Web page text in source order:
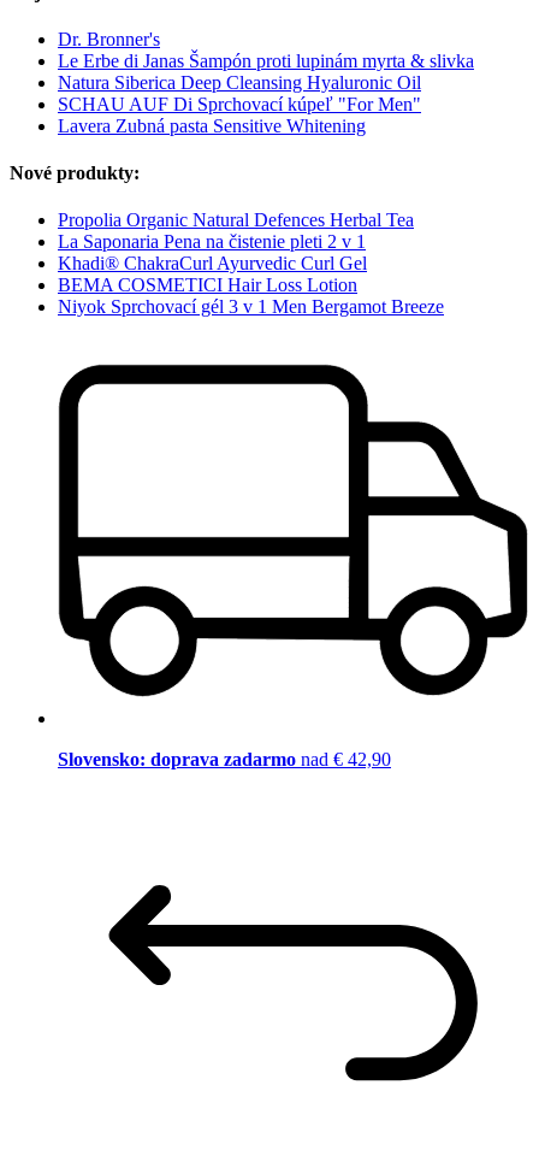
Dr. Bronner's
Le Erbe di Janas Šampón proti lupinám myrta & slivka
Natura Siberica Deep Cleansing Hyaluronic Oil
SCHAU AUF Di Sprchovací kúpeľ "For Men"
Lavera Zubná pasta Sensitive Whitening
Nové produkty:
Propolia Organic Natural Defences Herbal Tea
La Saponaria Pena na čistenie pleti 2 v 1
Khadi® ChakraCurl Ayurvedic Curl Gel
BEMA COSMETICI Hair Loss Lotion
Niyok Sprchovací gél 3 v 1 Men Bergamot Breeze
Slovensko: doprava zadarmo nad € 42,90